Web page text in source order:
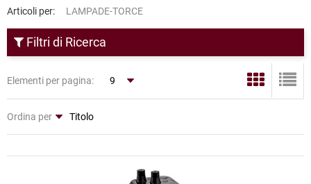
Articoli per: LAMPADE-TORCE
Filtri di Ricerca
Elementi per pagina:
Ordina per